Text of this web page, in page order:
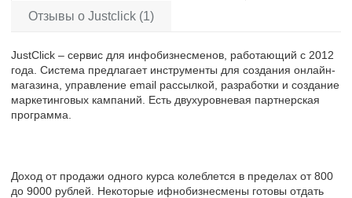
Отзывы о Justclick (1)
JustClick – сервис для инфобизнесменов, работающий с 2012
года. Система предлагает инструменты для создания онлайн-
магазина, управление email рассылкой, разработки и создание
маркетинговых кампаний. Есть двухуровневая партнерская
программа.
Доход от продажи одного курса колеблется в пределах от 800
до 9000 рублей. Некоторые ифнобизнесмены готовы отдать